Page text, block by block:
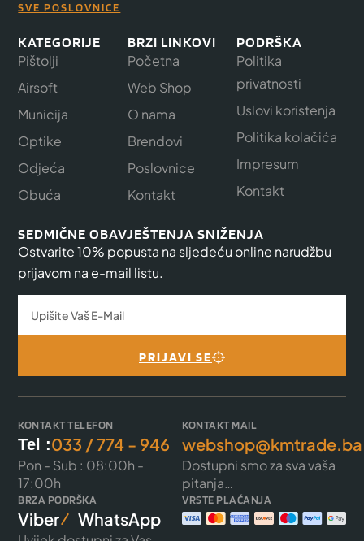
SVE POSLOVNICE
KATEGORIJE
Pištolji
Airsoft
Municija
Optike
Odjeća
Obuća
BRZI LINKOVI
Početna
Web Shop
O nama
Brendovi
Poslovnice
Kontakt
PODRŠKA
Politika
privatnosti
Uslovi koristenja
Politika kolačića
Impresum
Kontakt
SEDMIČNE OBAVJEŠTENJA SNIŽENJA
Ostvarite 10% popusta na sljedeću online narudžbu
prijavom na e-mail listu.
PRIJAVI SE
KONTAKT TELEFON
Tel :033 / 774 - 946
Pon - Sub : 08:00h -
17:00h
KONTAKT MAIL
webshop@kmtrade.ba
Dostupni smo za sva vaša
pitanja…
BRZA PODRŠKA
Viber WhatsApp
VRSTE PLAĆANJA